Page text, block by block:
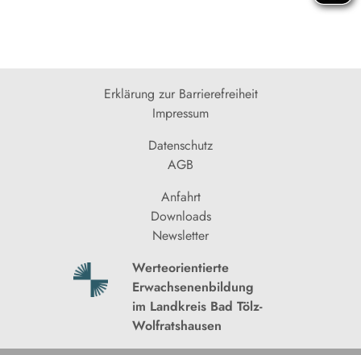
Erklärung zur Barrierefreiheit
Impressum
Datenschutz
AGB
Anfahrt
Downloads
Newsletter
Werteorientierte
Erwachsenenbildung
im Landkreis Bad Tölz-
Wolfratshausen